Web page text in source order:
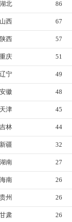
湖北 86
山西 67
陕西 57
重庆 51
辽宁 49
安徽 48
天津 45
吉林 44
新疆 32
湖南 27
海南 26
贵州 26
甘肃 26